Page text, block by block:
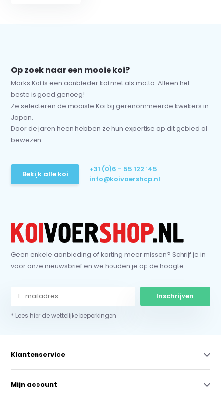
Op zoek naar een mooie koi?
Marks Koi is een aanbieder koi met als motto: Alleen het
beste is goed genoeg!
Ze selecteren de mooiste Koi bij gerenommeerde kwekers in
Japan.
Door de jaren heen hebben ze hun expertise op dit gebied al
bewezen.
Bekijk alle koi
+31 (0)6 - 55 122 145
info@koivoershop.nl
Geen enkele aanbieding of korting meer missen? Schrijf je in
voor onze nieuwsbrief en we houden je op de hoogte.
Inschrijven
* Lees hier de wettelijke beperkingen
Klantenservice
Mijn account